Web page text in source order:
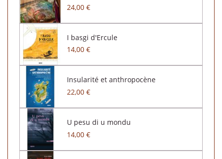
24,00 €
I basgi d'Ercule
14,00 €
Insularité et anthropocène
22,00 €
U pesu di u mondu
14,00 €